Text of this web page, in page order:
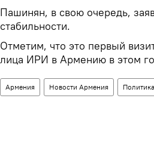
Пашинян, в свою очередь,
стабильности.
Отметим, что это первый
лица ИРИ в Армению в этом
Армения Новости Армения Политика